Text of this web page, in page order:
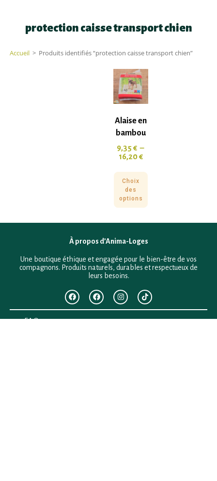
protection caisse transport chien
Accueil > Produits identifiés “protection caisse transport chien”
Alaise en
bambou
9,35 € –
16,20€
Choix
des
options
À propos d’Anima-Loges
Une boutique éthique et engagée pour le bien-être de vos
compagnons. Produits naturels, durables et respectueux de
leurs besoins.
F.A.Q